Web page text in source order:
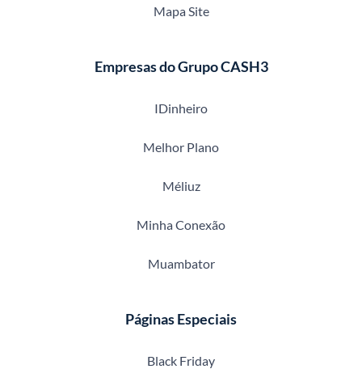
Mapa Site
Empresas do Grupo CASH3
IDinheiro
Melhor Plano
Méliuz
Minha Conexão
Muambator
Páginas Especiais
Black Friday